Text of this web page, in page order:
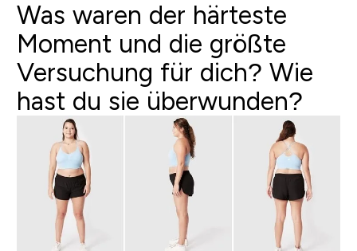
Was waren der härteste
Moment und die größte
Versuchung für dich? Wie
hast du sie überwunden?